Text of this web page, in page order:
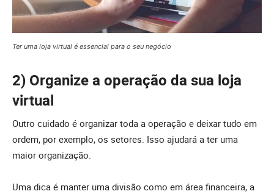
Ter uma loja virtual é essencial para o seu negócio
2) Organize a operação da sua loja
virtual
Outro cuidado é organizar toda a operação e deixar tudo em
ordem, por exemplo, os setores. Isso ajudará a ter uma
maior organização.
Uma dica é manter uma divisão como em área financeira, a